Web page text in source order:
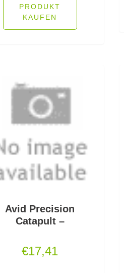
PRODUKT
KAUFEN
Avid Precision
Catapult –
€17,41